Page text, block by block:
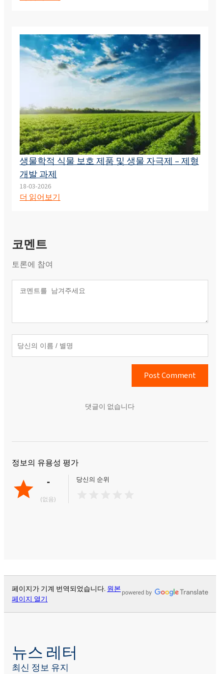
생물학적 식물 보호 제품 및 생물 자극제 – 제형
개발 과제
18-03-2026
더 읽어보기
코멘트
토론에 참여
Post Comment
댓글이 없습니다
정보의 유용성 평가
-
(없음)
당신의 순위
페이지가 기계 번역되었습니다. 원본
페이지 열기
뉴스 레터
최신 정보 유지